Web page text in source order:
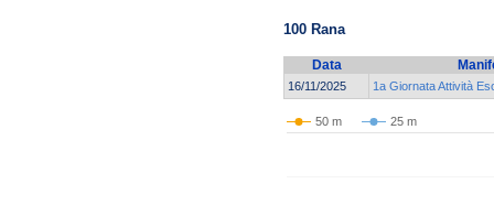
100 Rana
Data
16/11/2025 1a Giornata Attività
50 m 25 m